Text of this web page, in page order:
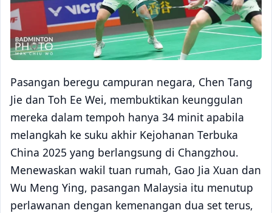
Pasangan beregu campuran negara, Chen Tang
Jie dan Toh Ee Wei, membuktikan keunggulan
mereka dalam tempoh hanya 34 minit apabila
melangkah ke suku akhir Kejohanan Terbuka
China 2025 yang berlangsung di Changzhou.
Menewaskan wakil tuan rumah, Gao Jia Xuan dan
Wu Meng Ying, pasangan Malaysia itu menutup
perlawanan dengan kemenangan dua set terus,